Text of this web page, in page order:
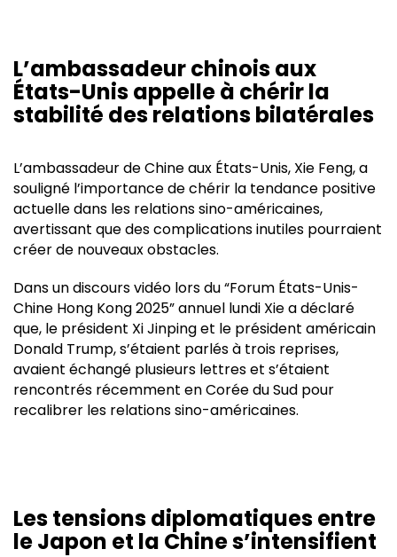
L’ambassadeur chinois aux
États-Unis appelle à chérir la
stabilité des relations bilatérales
L’ambassadeur de Chine aux États-Unis, Xie Feng, a
souligné l’importance de chérir la tendance positive
actuelle dans les relations sino-américaines,
avertissant que des complications inutiles pourraient
créer de nouveaux obstacles.
Dans un discours vidéo lors du “Forum États-Unis-
Chine Hong Kong 2025” annuel lundi Xie a déclaré
que, le président Xi Jinping et le président américain
Donald Trump, s’étaient parlés à trois reprises,
avaient échangé plusieurs lettres et s’étaient
rencontrés récemment en Corée du Sud pour
recalibrer les relations sino-américaines.
Les tensions diplomatiques entre
le Japon et la Chine s’intensifient